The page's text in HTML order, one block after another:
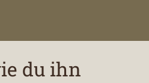
du ihn